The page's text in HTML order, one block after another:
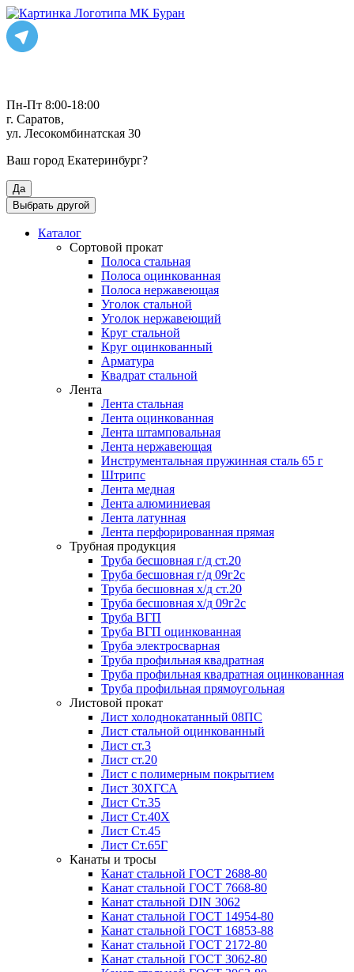
Пн-Пт 8:00-18:00
г. Саратов,
ул. Лесокомбинатская 30
Ваш город Екатеринбург?
Да
Выбрать другой
Каталог
Сортовой прокат
Полоса стальная
Полоса оцинкованная
Полоса нержавеющая
Уголок стальной
Уголок нержавеющий
Круг стальной
Круг оцинкованный
Арматура
Квадрат стальной
Лента
Лента стальная
Лента оцинкованная
Лента штамповальная
Лента нержавеющая
Инструментальная пружинная сталь 65 г
Штрипс
Лента медная
Лента алюминиевая
Лента латунная
Лента перфорированная прямая
Трубная продукция
Труба бесшовная г/д ст.20
Труба бесшовная г/д 09г2с
Труба бесшовная х/д ст.20
Труба бесшовная х/д 09г2с
Труба ВГП
Труба ВГП оцинкованная
Труба электросварная
Труба профильная квадратная
Труба профильная квадратная оцинкованная
Труба профильная прямоугольная
Листовой прокат
Лист холоднокатанный 08ПС
Лист стальной оцинкованный
Лист ст.3
Лист ст.20
Лист с полимерным покрытием
Лист 30ХГСА
Лист Ст.35
Лист Ст.40Х
Лист Ст.45
Лист Ст.65Г
Канаты и тросы
Канат стальной ГОСТ 2688-80
Канат стальной ГОСТ 7668-80
Канат стальной DIN 3062
Канат стальной ГОСТ 14954-80
Канат стальной ГОСТ 16853-88
Канат стальной ГОСТ 2172-80
Канат стальной ГОСТ 3062-80